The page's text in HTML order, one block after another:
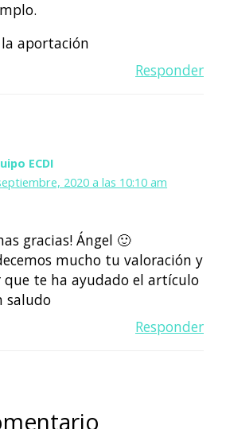
aportación
Responder
ECDI
2020 a las 10:10 am
gracias! Ángel 🙂
mucho tu valoración y
que te ha ayudado el artículo
saludo
Responder